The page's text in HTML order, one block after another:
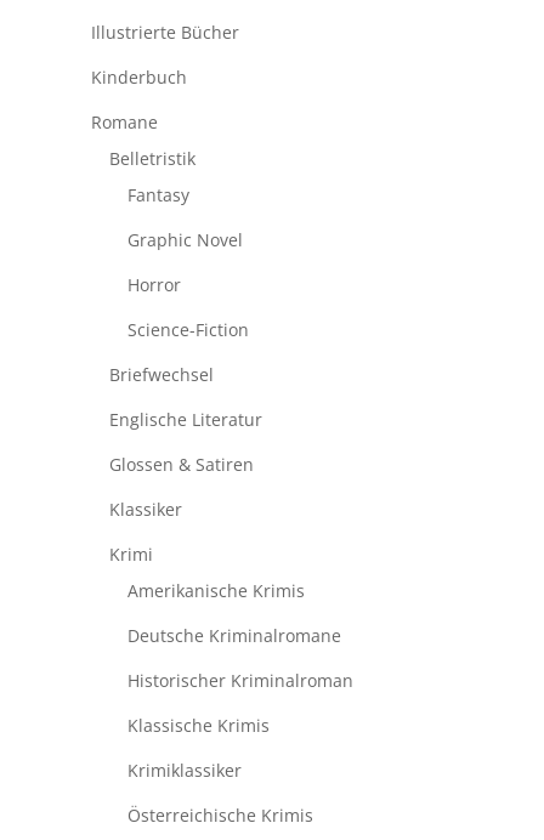
Illustrierte Bücher
Kinderbuch
Romane
Belletristik
Fantasy
Graphic Novel
Horror
Science-Fiction
Briefwechsel
Englische Literatur
Glossen & Satiren
Klassiker
Krimi
Amerikanische Krimis
Deutsche Kriminalromane
Historischer Kriminalroman
Klassische Krimis
Krimiklassiker
Österreichische Krimis